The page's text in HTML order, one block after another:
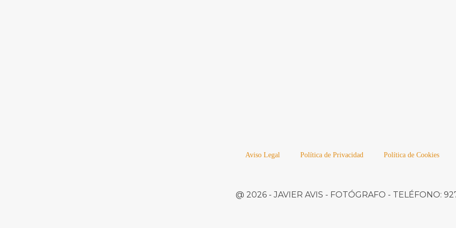
Aviso Legal Política de Privacidad Política de Cookies
@ 2026 -JAVIER AVIS - FOTÓGRAFO - TELÉFONO: